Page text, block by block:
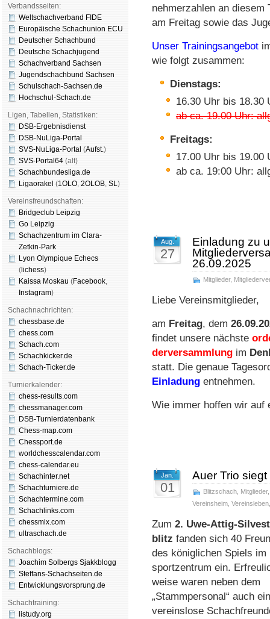
Verbandsseiten:
Weltschachverband FIDE
Europäische Schachunion ECU
Deutscher Schachbund
Deutsche Schachjugend
Schachverband Sachsen
Jugendschachbund Sachsen
Schulschach-Sachsen.de
Hochschul-Schach.de
Ligen, Tabellen, Statistiken:
DSB-Ergebnisdienst
DSB-NuLiga-Portal
SVS-NuLiga-Portal (Aufst.)
SVS-Portal64 (alt)
Schachbundesliga.de
Ligaorakel (1OLO, 2OLOB, SL)
Vereinsfreundschaften:
Bridgeclub Leipzig
Go Leipzig
Schachzentrum im Clara-
Zetkin-Park
Lyon Olympique Echecs
( lichess)
Kaissa Moskau (Face­book,
Insta­gram)
Schachnachrichten:
chessbase.de
chess.com
Schach.com
Schachkicker.de
Schach-Ticker.de
Turnierkalender:
chess-results.com
chessmanager.com
DSB-Turnierdatenbank
Chess-map.com
Chessport.de
worldchesscalendar.com
chess-calendar.eu
Schachinter.net
Schachturniere.de
Schachtermine.com
Schachlinks.com
chessmix.com
ultraschach.de
Schachblogs:
Joachim Solbergs Sjakkblogg
Steffans-Schachseiten.de
Entwicklungsvorsprung.de
Schachtraining:
listudy.org
neh­mer­zah­len an die­sem
am Frei­tag so­wie das
Un­ser Trai­nings­an­ge­bot
wie folgt zu­sam­men:
Dienstags:
16.30 Uhr bis 18.30
ab ca. 19.00 Uhr:
Freitags:
17.00 Uhr bis 19.00
ab ca. 19:00 Uhr:
Aug.
27
Einladung zu
26.09.2025
Mitglieder,
Liebe Vereinsmitglieder,
am Freitag, dem
findet unsere nächste
der­ver­samm­lung im
statt. Die genaue
Ein­la­dung ent­neh­men.
Wie immer hoffen wir auf
Jan.
01
Auer Trio
Blitzschach Mitglieder
Vereinsheim Vereinsleben
Zum 2. Uwe-Attig-
blitz fan­den sich 40
des kö­nig­li­chen Spiels
sport­zen­trum ein.
wei­se wa­ren neben dem
„Stamm­per­so­nal“ auch
ver­eins­lo­se